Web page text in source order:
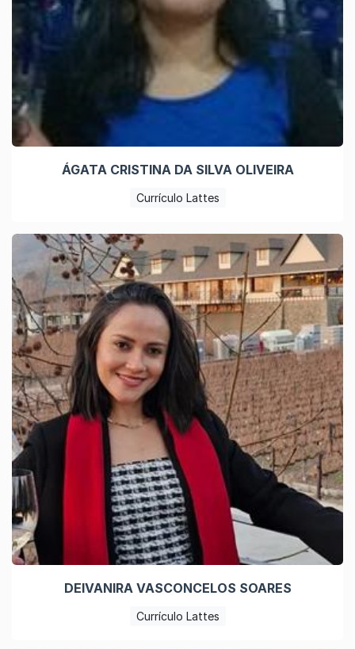
ÁGATA CRISTINA DA SILVA OLIVEIRA
Currículo Lattes
DEIVANIRA VASCONCELOS SOARES
Currículo Lattes